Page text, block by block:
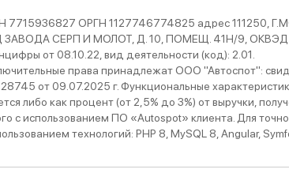
ОРГН 1127746774825 адрес 111250,
СЕРП И МОЛОТ, Д. 10, ПОМЕЩ. 41Н/9, ОКВЭД
от 08.10.22, вид деятельности (код): 2.01.
права принадлежат ООО "Автоспот":
от 09.07.2025 г. Функциональные
либо как процент (от 2,5% до 3%) от выручки,
с использованием ПО «Autospot» клиента. Для
технологий: PHP 8, MySQL 8, Angular,